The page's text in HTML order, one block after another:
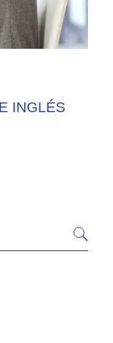
INGLÉS